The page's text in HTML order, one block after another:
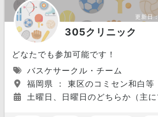
更新日
305クリニック
どなたでも参加可能です！
バスケサークル・チーム
福岡県 ： 東区のコミセン和白等
土曜日、日曜日のどちらか（主に